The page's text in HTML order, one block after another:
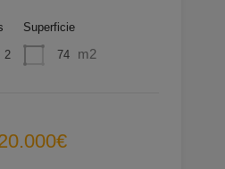
2
Superficie
74 m2